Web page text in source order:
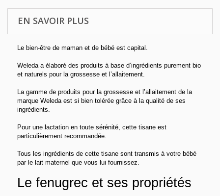
EN SAVOIR PLUS
Le bien-être de maman et de bébé est capital.
Weleda a élaboré des produits à base d’ingrédients purement bio
et naturels pour la grossesse et l’allaitement.
La gamme de produits pour la grossesse et l’allaitement de la
marque Weleda est si bien tolérée grâce à la qualité de ses
ingrédients.
Pour une lactation en toute sérénité, cette tisane est
particulièrement recommandée.
Tous les ingrédients de cette tisane sont transmis à votre bébé
par le lait maternel que vous lui fournissez.
Le fenugrec et ses propriétés